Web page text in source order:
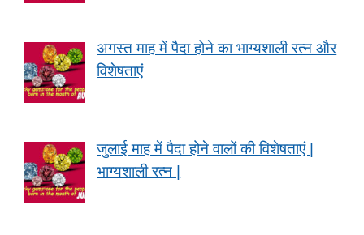
अगस्त माह में पैदा होने का भाग्यशाली रत्न और
विशेषताएं
जुलाई माह में पैदा होने वालों की विशेषताएं |
भाग्यशाली रत्न |